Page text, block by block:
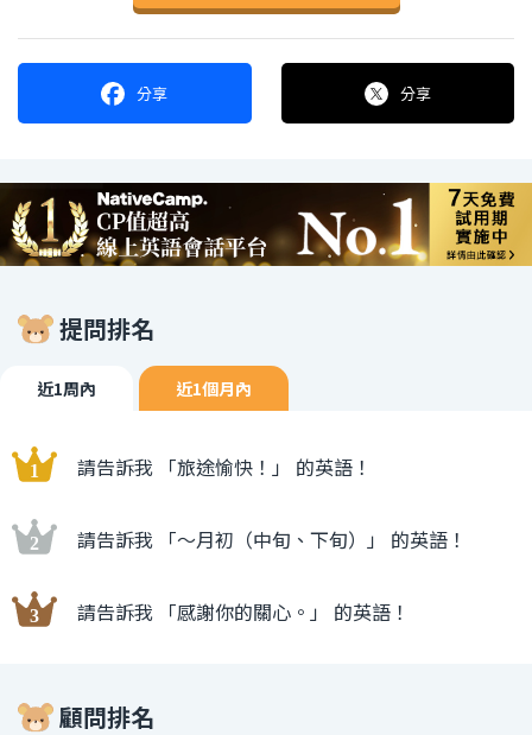
分享 分享
提問排名
近1周內 近1個月內
請告訴我 「旅途愉快！」 的英語！
請告訴我 「〜月初（中旬、下旬）」 的英語！
請告訴我 「感謝你的關心。」 的英語！
顧問排名